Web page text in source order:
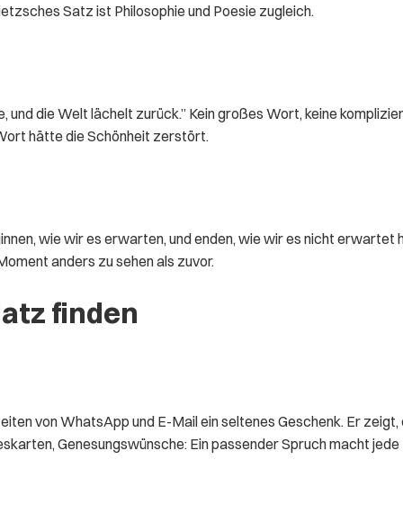
Satz ist Philosophie und Poesie zugleich.
und die Welt lächelt zurück.” Kein großes Wort, keine
hätte die Schönheit zerstört.
wie wir es erwarten, und enden, wie wir es nicht
anders zu sehen als zuvor.
finden
von WhatsApp und E-Mail ein seltenes Geschenk. Er
Genesungswünsche: Ein passender Spruch macht